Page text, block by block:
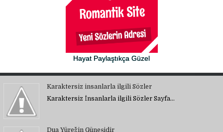
Hayat Paylaştıkça Güzel
Karaktersiz insanlarla ilgili Sözler
Karaktersiz İnsanlarla ilgili Sözler Sayfa…
Dua Yüreğin Güneşidir